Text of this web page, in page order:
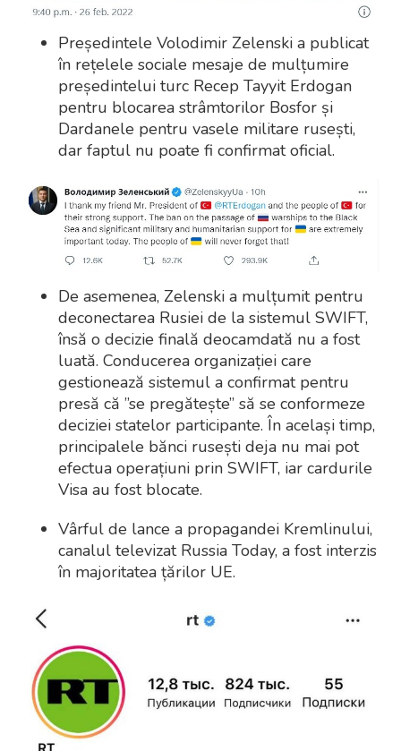
Președintele Volodimir Zelenski a publicat
în rețelele sociale mesaje de mulțumire
președintelui turc Recep Tayyit Erdogan
pentru blocarea strâmtorilor Bosfor și
Dardanele pentru vasele militare rusești,
dar faptul nu poate fi confirmat oficial.
De asemenea, Zelenski a mulțumit pentru
deconectarea Rusiei de la sistemul SWIFT,
însă o decizie finală deocamdată nu a fost
luată. Conducerea organizației care
gestionează sistemul a confirmat pentru
presă că ”se pregătește” să se conformeze
deciziei statelor participante. În același timp,
principalele bănci rusești deja nu mai pot
efectua operațiuni prin SWIFT, iar cardurile
Visa au fost blocate.
Vârful de lance a propagandei Kremlinului,
canalul televizat Russia Today, a fost interzis
în majoritatea țărilor UE.